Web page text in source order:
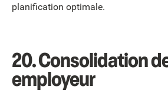
planification optimale.
20.Consolidation
employeur